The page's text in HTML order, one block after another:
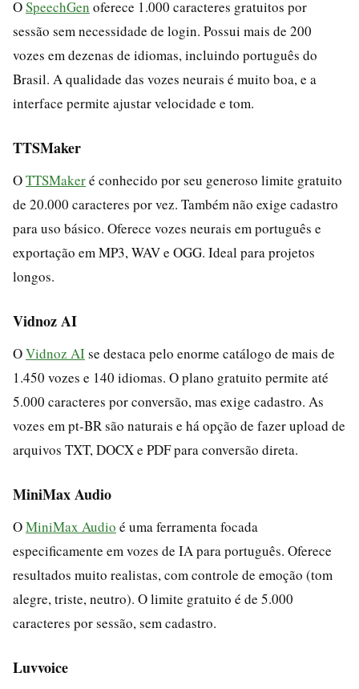
OSpeechGen oferece 1.000 caracteres gratuitos por
sessão sem necessidade de login. Possui mais de 200
vozes em dezenas de idiomas, incluindo português do
Brasil. A qualidade das vozes neurais é muito boa, e a
interface permite ajustar velocidade e tom.
TTSMaker
OTTSMakeré conhecido por seu generoso limite gratuito
de 20.000 caracteres por vez. Também não exige cadastro
para uso básico. Oferece vozes neurais em português e
exportação em MP3, WAV e OGG. Ideal para projetos
longos.
Vidnoz AI
OVidnoz AIse destaca pelo enorme catálogo de mais de
1.450 vozes e 140 idiomas. O plano gratuito permite até
5.000 caracteres por conversão, mas exige cadastro. As
vozes em pt-BR são naturais e há opção de fazer upload de
arquivos TXT, DOCX e PDF para conversão direta.
MiniMax Audio
OMiniMax Audio é uma ferramenta focada
especificamente em vozes de IA para português. Oferece
resultados muito realistas, com controle de emoção (tom
alegre, triste, neutro). O limite gratuito é de 5.000
caracteres por sessão, sem cadastro.
Luvvoice